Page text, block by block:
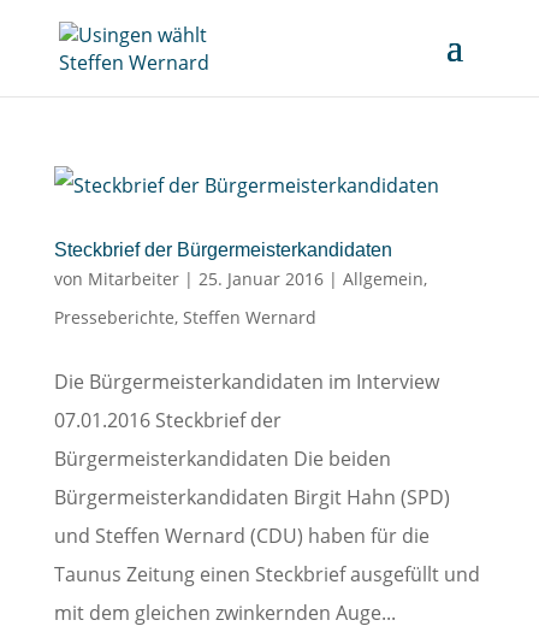
Steckbrief der Bürgermeisterkandidaten
von Mitarbeiter| 25. Januar 2016| Allgemein,
Presseberichte, Steffen Wernard
Die Bürgermeisterkandidaten im Interview
07.01.2016 Steckbrief der
Bürgermeisterkandidaten Die beiden
Bürgermeisterkandidaten Birgit Hahn (SPD)
und Steffen Wernard (CDU) haben für die
Taunus Zeitung einen Steckbrief ausgefüllt und
mit dem gleichen zwinkernden Auge...